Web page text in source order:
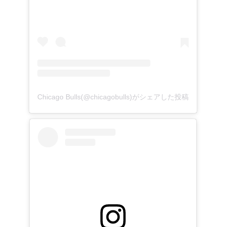
Chicago Bulls(@chicagobulls)がシェアした投稿